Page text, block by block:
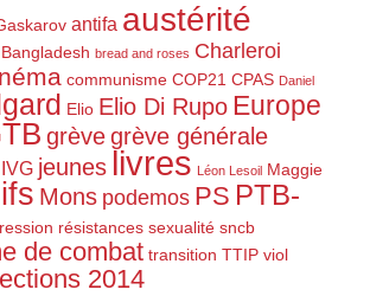
antifa austérité
Bangladesh bread and roses Charleroi
communisme COP21 CPAS Daniel
Elio Elio Di Rupo Europe
grèvegrève générale
IVG jeunes livres Léon Lesoil Maggie
Mons podemos PS PTB-
résistances sexualité sncb
de combat transition TTIP viol
2014